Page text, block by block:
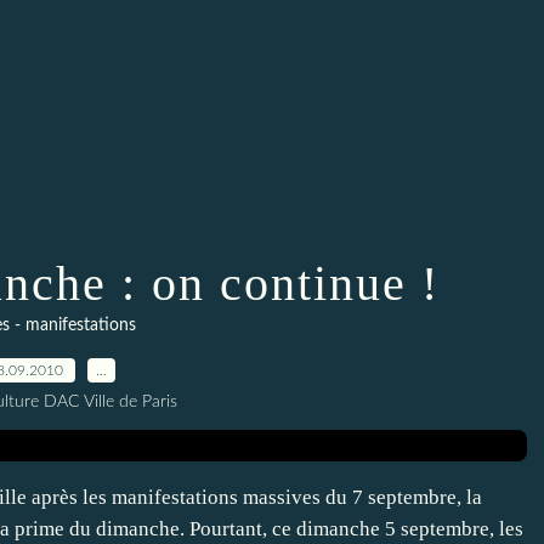
: on continue !
- manifestations
DAC Ville de Paris
après les manifestations massives du 7 septembre, la
du dimanche. Pourtant, ce dimanche 5 septembre, les